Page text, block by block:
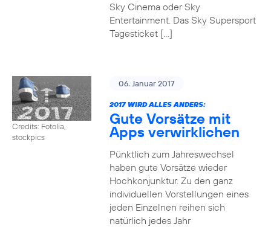
Sky Cinema oder Sky
Entertainment. Das Sky Supersport
Tagesticket […]
Credits: Fotolia,
stockpics
06. Januar 2017
2017 WIRD ALLES ANDERS:
Gute Vorsätze mit
Apps verwirklichen
Pünktlich zum Jahreswechsel
haben gute Vorsätze wieder
Hochkonjunktur. Zu den ganz
individuellen Vorstellungen eines
jeden Einzelnen reihen sich
natürlich jedes Jahr